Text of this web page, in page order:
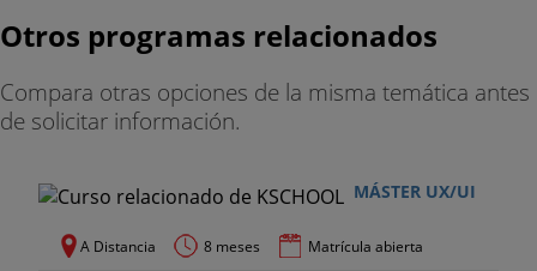
Trabajo de fin de Máster 8
Prácticas o Metodología de la investigación en
Ciencias Económicas y Empresariales
Otros programas relacionados
Compara otras opciones de la misma temática antes
de solicitar información.
MÁSTER UX/UI
A Distancia 8 meses Matrícula abierta